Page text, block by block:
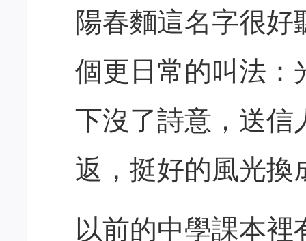
陽春麵這名字很
個更日常的叫法：
下沒了詩意，送信
返，挺好的風光換
以前的中學課本裡